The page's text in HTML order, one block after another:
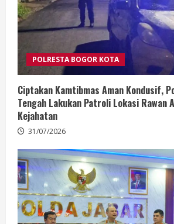
POLRESTA BOGOR KOTA
Ciptakan Kamtibmas Aman Kondusif,
Tengah Lakukan Patroli Lokasi Rawan
Kejahatan
31/07/2026